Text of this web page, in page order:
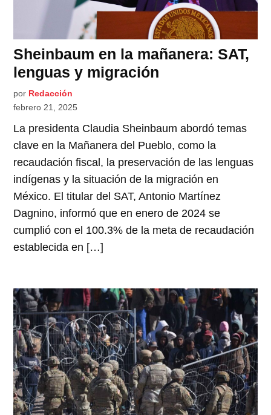
Sheinbaum en la mañanera: SAT,
lenguas y migración
por Redacción
febrero 21, 2025
La presidenta Claudia Sheinbaum abordó temas
clave en la Mañanera del Pueblo, como la
recaudación fiscal, la preservación de las lenguas
indígenas y la situación de la migración en
México. El titular del SAT, Antonio Martínez
Dagnino, informó que en enero de 2024 se
cumplió con el 100.3% de la meta de recaudación
establecida en […]